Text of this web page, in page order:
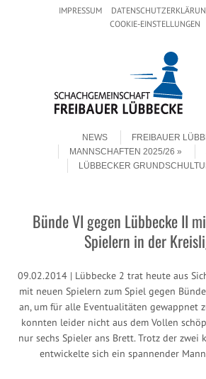
IMPRESSUM
COOKIE-EINSTELLUNGEN
NEWS
FREIBAUER
MANNSCHAFTEN 2025/26
LÜBBECKER
Bünde VI gegen Lübbecke II
Spielern in der
09.02.2014 | Lübbecke 2 trat heute aus
mit neuen Spielern zum Spiel gegen
an, um für alle Eventualitäten gewappnet
konnten leider nicht aus dem Vollen
nur sechs Spieler ans Brett. Trotz der zwei
entwickelte sich ein spannender